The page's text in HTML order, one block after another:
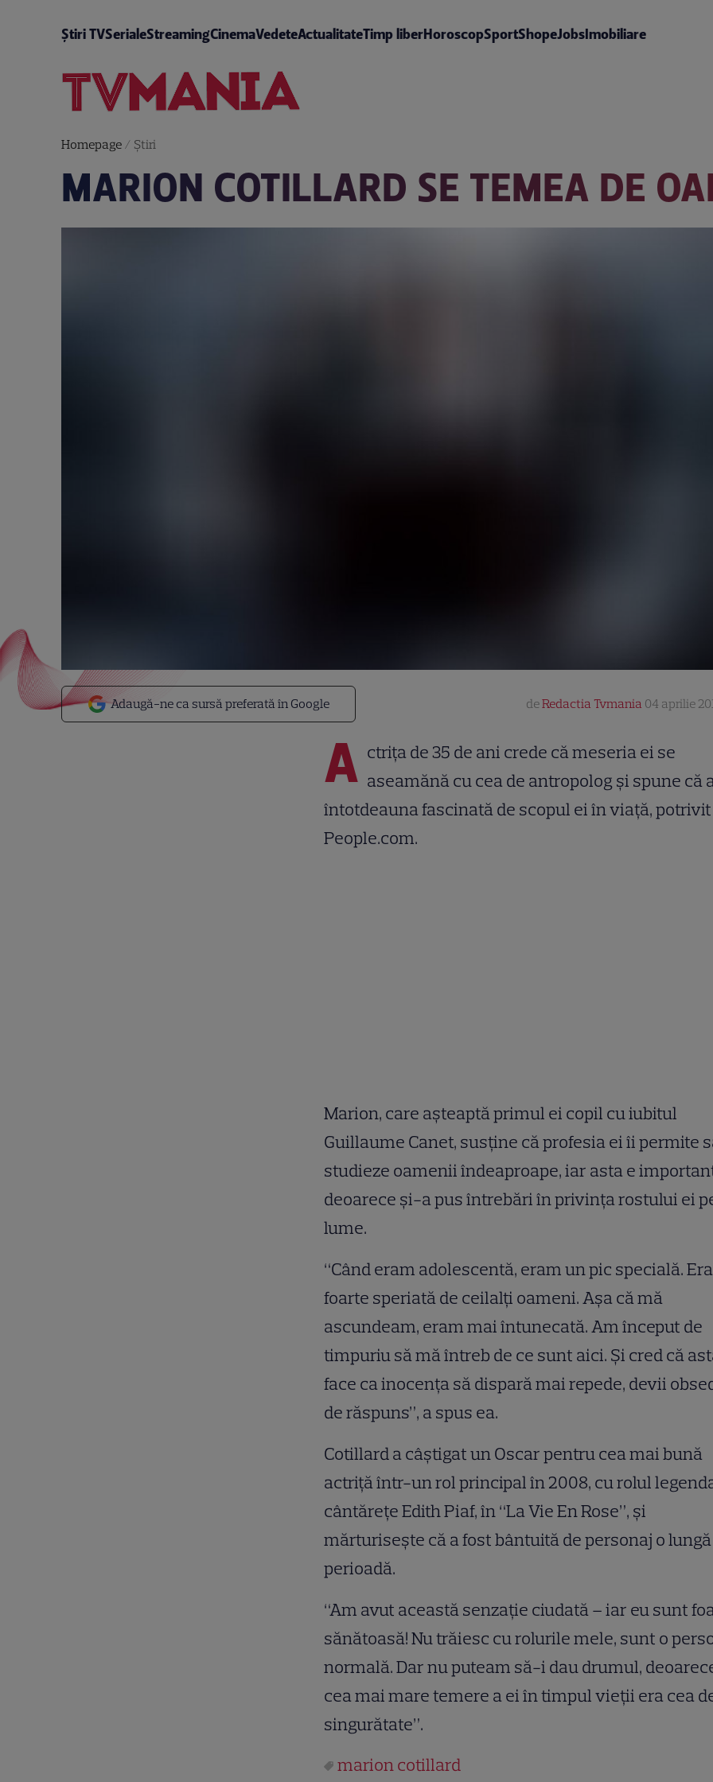
Știri TVSerialeStreamingCinemaVedeteActualitateTimp liberHoroscopSportShopeJobsImobiliare
Homepage/ Știri
MARION COTILLARD SE TEMEA DE
Adaugă-ne ca sursă preferată în Google deRedactia Tvmania 04 aprilie
A ctriţa de 35 de ani crede că meseria ei se
aseamănă cu cea de antropolog şi spune că
întotdeauna fascinată de scopul ei în viaţă, potrivit
People.com.
Marion, care aşteaptă primul ei copil cu iubitul
Guillaume Canet, susţine că profesia ei îi permite
studieze oamenii îndeaproape, iar asta e
deoarece şi-a pus întrebări în privinţa rostului ei
lume.
“Când eram adolescentă, eram un pic specială.
foarte speriată de ceilalţi oameni. Aşa că mă
ascundeam, eram mai întunecată. Am început de
timpuriu să mă întreb de ce sunt aici. Şi cred că
face ca inocenţa să dispară mai repede, devii
de răspuns”, a spus ea.
Cotillard a câştigat un Oscar pentru cea mai bună
actriţă într-un rol principal în 2008, cu rolul
cântăreţe Edith Piaf, în “La Vie En Rose”, şi
mărturiseşte că a fost bântuită de personaj o lungă
perioadă.
“Am avut această senzaţie ciudată – iar eu sunt
sănătoasă! Nu trăiesc cu rolurile mele, sunt o
normală. Dar nu puteam să-i dau drumul,
cea mai mare temere a ei în timpul vieţii era cea
singurătate”.
marion cotillard